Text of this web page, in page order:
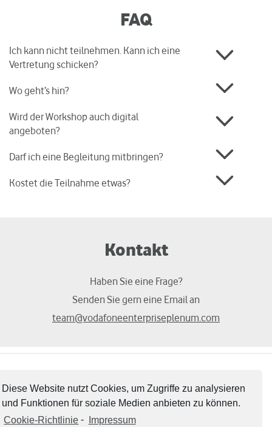
Diese Website nutzt Cookies, um Zugriffe zu analysieren
und Funktionen für soziale Medien anbieten zu können.
Cookie-Richtlinie - Impressum
FAQ
Ich kann nicht teilnehmen. Kann ich eine
Vertretung schicken?
Wo geht’s hin?
Wird der Workshop auch digital
angeboten?
Darf ich eine Begleitung mitbringen?
Kostet die Teilnahme etwas?
Kontakt
Haben Sie eine Frage?
Senden Sie gern eine Email an
team@vodafoneenterpriseplenum.com
Impressum Datenschutz Disclaimer